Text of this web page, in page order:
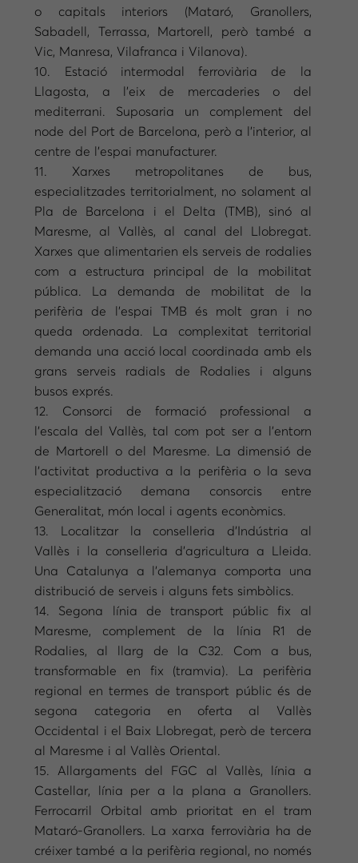
o capitals interiors (Mataró, Granollers,
Sabadell, Terrassa, Martorell, però també a
Vic, Manresa, Vilafranca i Vilanova).
10. Estació intermodal ferroviària de la
Llagosta, a l’eix de mercaderies o del
mediterrani. Suposaria un complement del
node del Port de Barcelona, però a l’interior, al
centre de l’espai manufacturer.
11. Xarxes metropolitanes de bus,
especialitzades territorialment, no solament al
Pla de Barcelona i el Delta (TMB), sinó al
Maresme, al Vallès, al canal del Llobregat.
Xarxes que alimentarien els serveis de rodalies
com a estructura principal de la mobilitat
pública. La demanda de mobilitat de la
perifèria de l’espai TMB és molt gran i no
queda ordenada. La complexitat territorial
demanda una acció local coordinada amb els
grans serveis radials de Rodalies i alguns
busos exprés.
12. Consorci de formació professional a
l’escala del Vallès, tal com pot ser a l’entorn
de Martorell o del Maresme. La dimensió de
l’activitat productiva a la perifèria o la seva
especialització demana consorcis entre
Generalitat, món local i agents econòmics.
13. Localitzar la conselleria d’Indústria al
Vallès i la conselleria d’agricultura a Lleida.
Una Catalunya a l’alemanya comporta una
distribució de serveis i alguns fets simbòlics.
14. Segona línia de transport públic fix al
Maresme, complement de la línia R1 de
Rodalies, al llarg de la C32. Com a bus,
transformable en fix (tramvia). La perifèria
regional en termes de transport públic és de
segona categoria en oferta al Vallès
Occidental i el Baix Llobregat, però de tercera
al Maresme i al Vallès Oriental.
15. Allargaments del FGC al Vallès, línia a
Castellar, línia per a la plana a Granollers.
Ferrocarril Orbital amb prioritat en el tram
Mataró-Granollers. La xarxa ferroviària ha de
créixer també a la perifèria regional, no només